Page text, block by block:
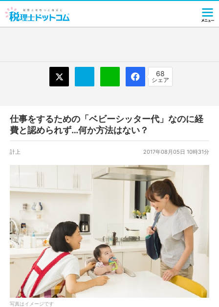
68
シェア
仕事をするための「ベビーシッター代」なのに経
費と認められず…何か方法はない？
計上 2017年08月05日 10時31分
写真はイメージです